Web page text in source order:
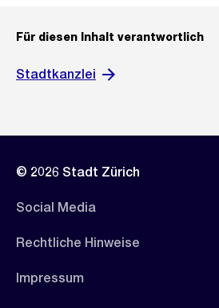
Für diesen Inhalt verantwortlich
Stadtkanzlei
© 2026 Stadt Zürich
Social Media
Rechtliche Hinweise
Impressum